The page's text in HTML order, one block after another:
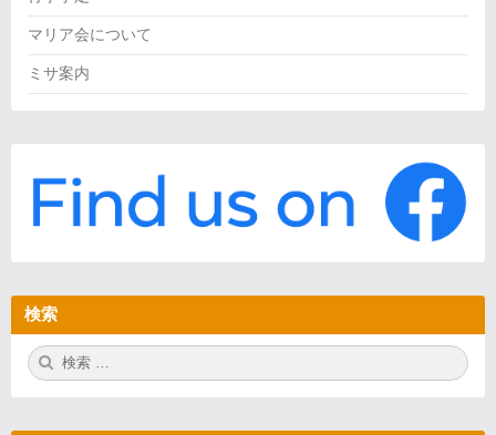
マリア会について
ミサ案内
検索
検
索: